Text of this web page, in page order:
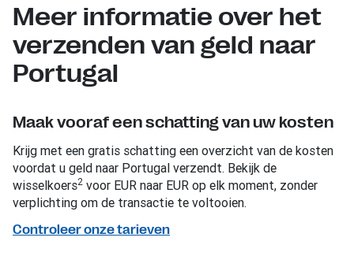
Meer informatie over het
verzenden van geld naar
Portugal
Maak vooraf een schatting van uw kosten
Krijg met een gratis schatting een overzicht van de kosten
voordat u geld naar Portugal verzendt. Bekijk de
wisselkoers2 voor EUR naar EUR op elk moment, zonder
verplichting om de transactie te voltooien.
Controleer onze tarieven